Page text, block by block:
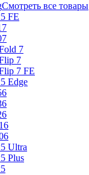
Смотреть все товары
FE
7
7
7 FE
Edge
Ultra
Plus